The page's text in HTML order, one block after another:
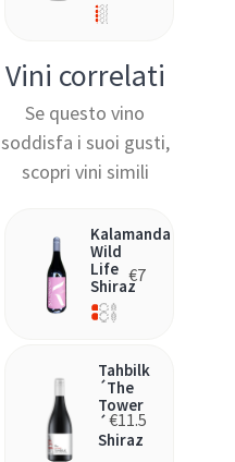
Vini correlati
Se questo vino
soddisfa i suoi gusti,
scopri vini simili
Kalamanda
Wild
Life
Shiraz
€7
Tahbilk
´The
Tower
´
Shiraz
€11.5